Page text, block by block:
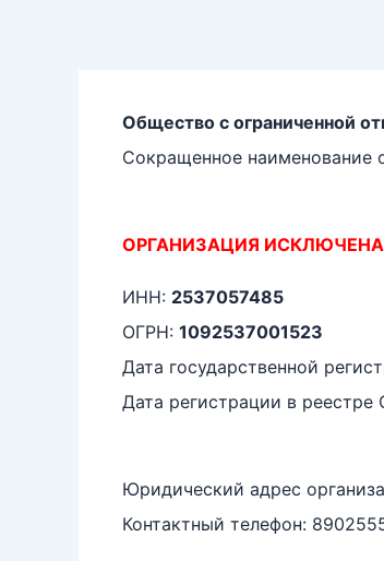
Общество с ограниченной
Сокращенное наименование
ОРГАНИЗАЦИЯ
ИНН: 2537057485
ОГРН: 1092537001523
Дата государственной
Дата регистрации в реестре
Юридический адрес
Контактный телефон: